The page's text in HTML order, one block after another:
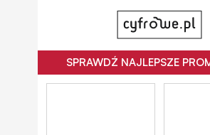
SPRAWDŹ NAJLEPSZE